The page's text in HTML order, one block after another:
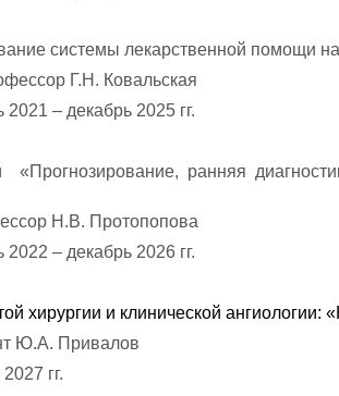
системы лекарственной помощи
Г.Н. Ковальская
– декабрь 2025 гг.
«Прогнозирование, ранняя
Н.В. Протопопова
– декабрь 2026 гг.
хирургии и клинической
Ю.А. Привалов
гг.